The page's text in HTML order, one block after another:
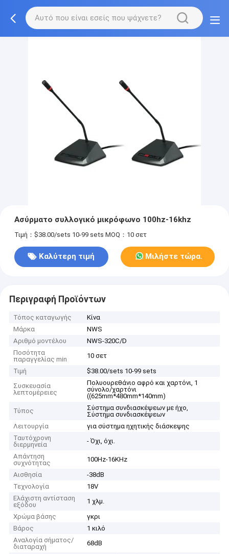
Ασύρματο συλλογικό μικρόφωνο 100hz-16khz
Τιμή：$38.00/sets 10-99 sets MOQ：10 σετ
Καλύτερη τιμή Μιλήστε τώρα.
Περιγραφή Προϊόντων
Τόπος καταγωγής
Κίνα
Μάρκα
NWS
Αριθμό μοντέλου
NWS-320C/D
Ποσότητα
παραγγελίας min
10 σετ
Τιμή
$38.00/sets 10-99 sets
Συσκευασία
λεπτομέρειες
Πολυουρεθάνιο αφρό και χαρτόνι, 1
σύνολο/χαρτόνι
((625mm*480mm*140mm)
Τύπος
Σύστημα συνδιασκέψεων με ήχο,
Σύστημα συνδιασκέψεων
Λειτουργία
για σύστημα ηχητικής διάσκεψης
Ταυτόχρονη
διερμηνεία
- Όχι, όχι.
Απάντηση
συχνότητας
100Hz-16KHz
Αισθησία
-38dB
Τεχνολογία
18V
Ελάχιστη αντίσταση
εξόδου
1 χλμ.
Χρώμα βάσης
γκρι
Βάρος
1 κιλό
Αναλογία σήματος/
διαταραχή
68dB